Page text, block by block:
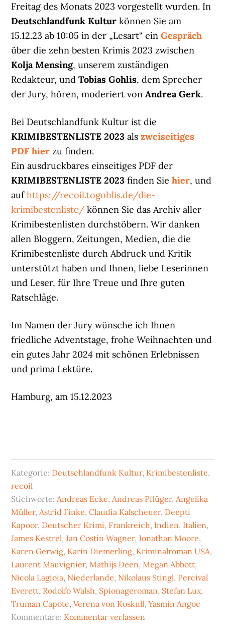
Freitag des Monats 2023 vorgestellt wurden. In
Deutschlandfunk Kultur können Sie am
15.12.23 ab 10:05 in der „Lesart“ einGespräch
über die zehn besten Krimis 2023 zwischen
Kolja Mensing, unserem zuständigen
Redakteur, undTobias Gohlis, dem Sprecher
der Jury, hören, moderiert vonAndrea Gerk.
Bei Deutschlandfunk Kultur ist die
KRIMIBESTENLISTE 2023 alszweiseitiges
PDF hier zu finden.
Ein ausdruckbares einseitiges PDF der
KRIMIBESTENLISTE 2023 finden Siehier, und
aufhttps://recoil.togohlis.de/die-
krimibestenliste/ können Sie das Archiv aller
Krimibestenlisten durchstöbern. Wir danken
allen Bloggern, Zeitungen, Medien, die die
Krimibestenliste durch Abdruck und Kritik
unterstützt haben und Ihnen, liebe Leserinnen
und Leser, für Ihre Treue und Ihre guten
Ratschläge.
Im Namen der Jury wünsche ich Ihnen
friedliche Adventstage, frohe Weihnachten und
ein gutes Jahr 2024 mit schönen Erlebnissen
und prima Lektüre.
Hamburg, am 15.12.2023
Kategorie: Deutschlandfunk Kultur, Krimibestenliste,
recoil
Stichworte: Andreas Ecke, Andreas Pflüger, Angelika
Müller, Astrid Finke,Claudia Kalscheuer, Deepti
Kapoor, Deutscher Krimi, Frankreich, Indien, Italien,
James Kestrel,Jan Costin Wagner,Jonathan Moore,
Karen Gerwig, Karin Diemerling, Kriminalroman USA,
Laurent Mauvignier, Mathijs Deen, Megan Abbott,
Nicola Lagioia, Niederlande, Nikolaus Stingl, Percival
Everett, Rodolfo Walsh, Spionageroman, Stefan Lux,
Truman Capote,Verena von Koskull,Yasmin Angoe
Kommentare: Kommentar verfassen